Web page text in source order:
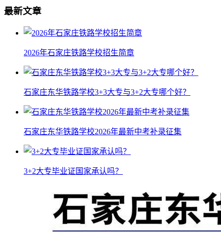
最新文章
2026年石家庄铁路学校招生简章
石家庄东华铁路学校3+3大专与3+2大专哪个好？
石家庄东华铁路学校2026年最新中考补录征集
3+2大专毕业证国家承认吗？